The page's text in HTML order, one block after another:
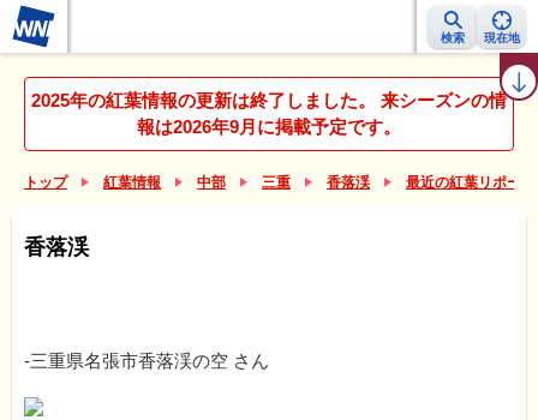
検索 現在地
紅葉レーダー 紅葉ニュース 京都 見頃カレンダー 名所ランキング
2025年の紅葉情報の更新は終了しました。 来シーズンの情
報は2026年9月に掲載予定です。
トップ 紅葉情報 中部 三重 香落渓 最近の紅葉リポー
香落渓
-三重県名張市香落渓の空 さん